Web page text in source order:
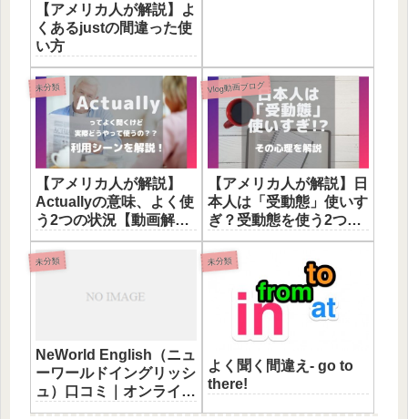
【アメリカ人が解説】よ
くあるjustの間違った使
い方
未分類
【アメリカ人が解説】
Actuallyの意味、よく使
う2つの状況【動画解説
付き】
Vlog動画ブログ
【アメリカ人が解説】日
本人は「受動態」使いす
ぎ？受動態を使う2つの
場面
未分類
NeWorld English（ニュ
ーワールドイングリッシ
ュ）口コミ｜オンライン
英会話
未分類
よく聞く間違え- go to
there!